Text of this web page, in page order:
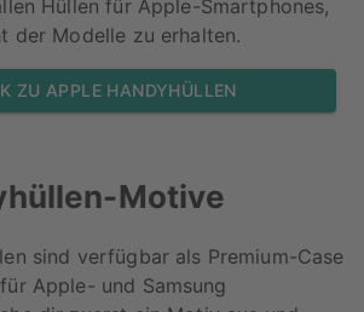
Hüllen für Apple-Smartphones,
der Modelle zu erhalten.
ZU APPLE HANDYHÜLLEN
Motive
sind verfügbar als Premium-Case
Apple- und Samsung